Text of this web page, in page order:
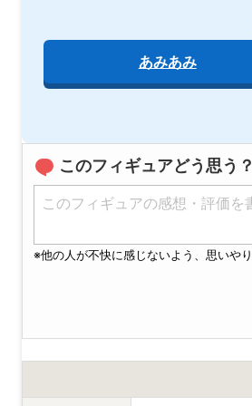
あみあみ
このフィギュアどう思う？